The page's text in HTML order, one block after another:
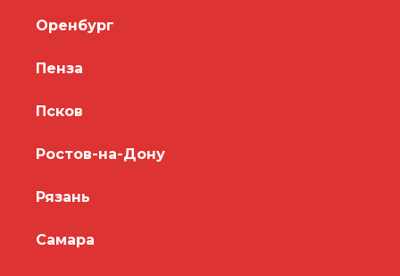
Оренбург
Пенза
Псков
Ростов-на-Дону
Рязань
Самара